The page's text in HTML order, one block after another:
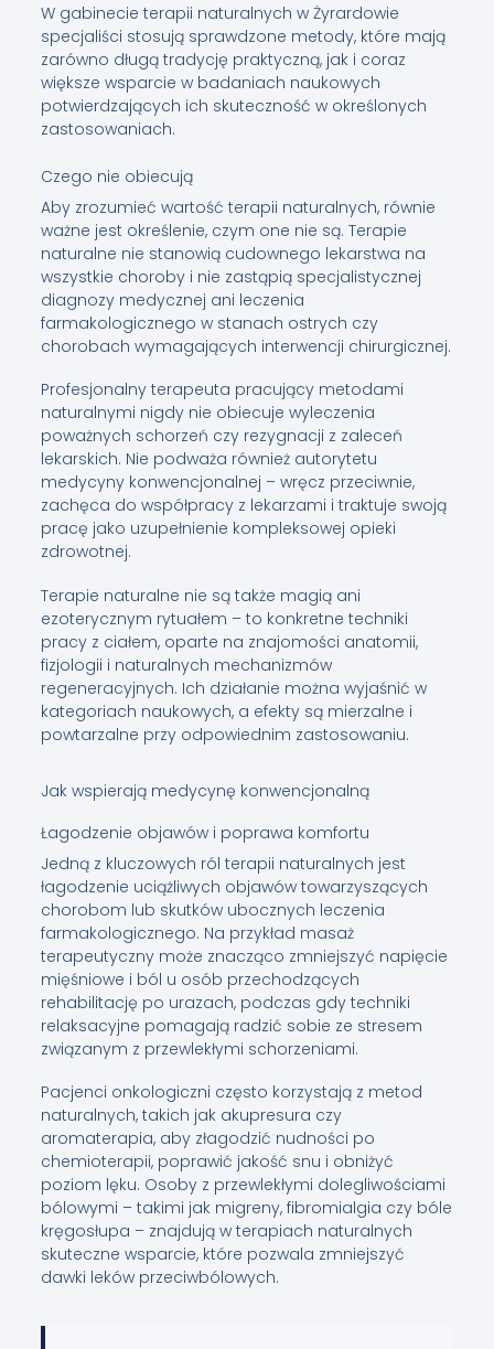
W gabinecie terapii naturalnych w Żyrardowie
specjaliści stosują sprawdzone metody, które mają
zarówno długą tradycję praktyczną, jak i coraz
większe wsparcie w badaniach naukowych
potwierdzających ich skuteczność w określonych
zastosowaniach.
Czego nie obiecują
Aby zrozumieć wartość terapii naturalnych, równie
ważne jest określenie, czym one nie są. Terapie
naturalne nie stanowią cudownego lekarstwa na
wszystkie choroby i nie zastąpią specjalistycznej
diagnozy medycznej ani leczenia
farmakologicznego w stanach ostrych czy
chorobach wymagających interwencji chirurgicznej.
Profesjonalny terapeuta pracujący metodami
naturalnymi nigdy nie obiecuje wyleczenia
poważnych schorzeń czy rezygnacji z zaleceń
lekarskich. Nie podważa również autorytetu
medycyny konwencjonalnej – wręcz przeciwnie,
zachęca do współpracy z lekarzami i traktuje swoją
pracę jako uzupełnienie kompleksowej opieki
zdrowotnej.
Terapie naturalne nie są także magią ani
ezoterycznym rytuałem – to konkretne techniki
pracy z ciałem, oparte na znajomości anatomii,
fizjologii i naturalnych mechanizmów
regeneracyjnych. Ich działanie można wyjaśnić w
kategoriach naukowych, a efekty są mierzalne i
powtarzalne przy odpowiednim zastosowaniu.
Jak wspierają medycynę konwencjonalną
Łagodzenie objawów i poprawa komfortu
Jedną z kluczowych ról terapii naturalnych jest
łagodzenie uciążliwych objawów towarzyszących
chorobom lub skutków ubocznych leczenia
farmakologicznego. Na przykład masaż
terapeutyczny może znacząco zmniejszyć napięcie
mięśniowe i ból u osób przechodzących
rehabilitację po urazach, podczas gdy techniki
relaksacyjne pomagają radzić sobie ze stresem
związanym z przewlekłymi schorzeniami.
Pacjenci onkologiczni często korzystają z metod
naturalnych, takich jak akupresura czy
aromaterapia, aby złagodzić nudności po
chemioterapii, poprawić jakość snu i obniżyć
poziom lęku. Osoby z przewlekłymi dolegliwościami
bólowymi – takimi jak migreny, fibromialgia czy bóle
kręgosłupa – znajdują w terapiach naturalnych
skuteczne wsparcie, które pozwala zmniejszyć
dawki leków przeciwbólowych.